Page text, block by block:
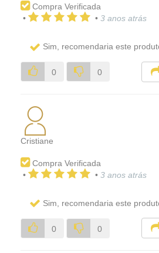
Compra Verificada
•
• 3 anos atrás
Sim, recomendaria este
0 0
Cristiane
Compra Verificada
•
• 3 anos atrás
Sim, recomendaria este
0 0